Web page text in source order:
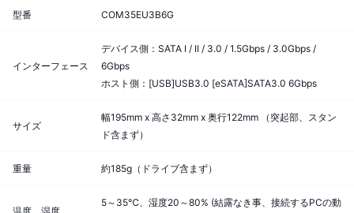
型番 COM35EU3B6G
インターフェース
デバイス側：SATA I / II / 3.0 / 1.5Gbps / 3.0Gbps /
6Gbps
ホスト側：[USB]USB3.0 [eSATA]SATA3.0 6Gbps
サイズ
幅195mm x 高さ32mm x 奥行122mm （突起部、スタン
ド含まず）
重量 約185g（ドライブ含まず）
5～35℃、湿度20～80% (結露なき事、接続するPCの動